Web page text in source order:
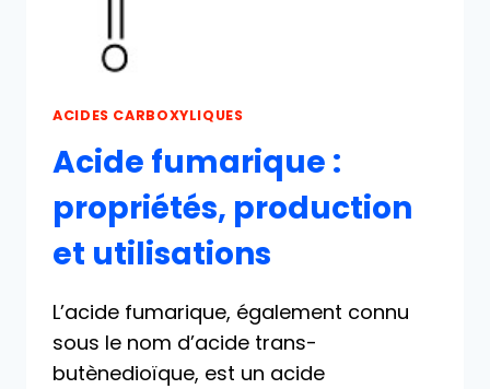
ACIDES CARBOXYLIQUES
Acide fumarique :
propriétés, production
et utilisations
L’acide fumarique, également connu
sous le nom d’acide trans-
butènedioïque, est un acide